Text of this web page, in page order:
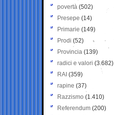
povertà (502)
Presepe (14)
Primarie (149)
Prodi (52)
Provincia (139)
radici e valori (3.682)
RAI (359)
rapine (37)
Razzismo (1.410)
Referendum (200)